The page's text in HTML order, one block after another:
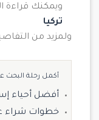
ويمكنك قراءة
تركيا
ولمزيد من
أكمل رحلة البحث
أفضل أحياء
خطوات شراء